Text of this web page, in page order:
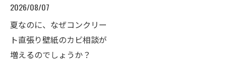
2026/08/07
夏なのに、なぜコンクリー
ト直張り壁紙のカビ相談が
増えるのでしょうか？